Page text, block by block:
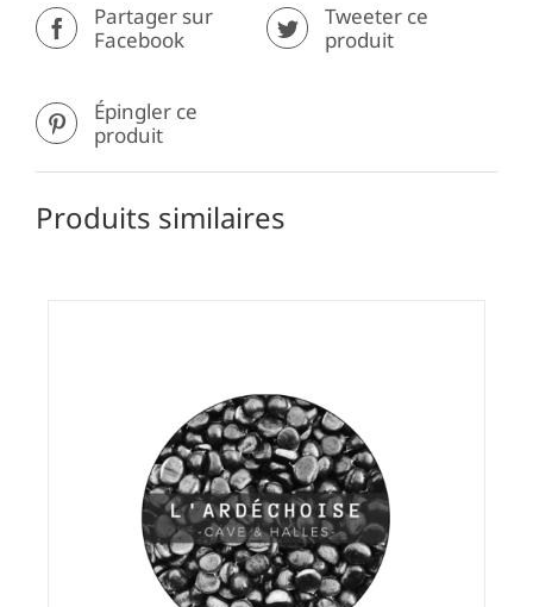
Partager sur
Facebook
Tweeter ce
produit
Épingler ce
produit
Produits similaires